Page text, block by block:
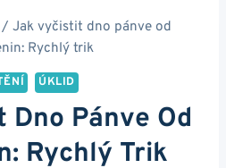
/ Jak vyčistit dno pánve od
Rychlý trik
ÚKLID
Pánve Od
Rychlý Trik